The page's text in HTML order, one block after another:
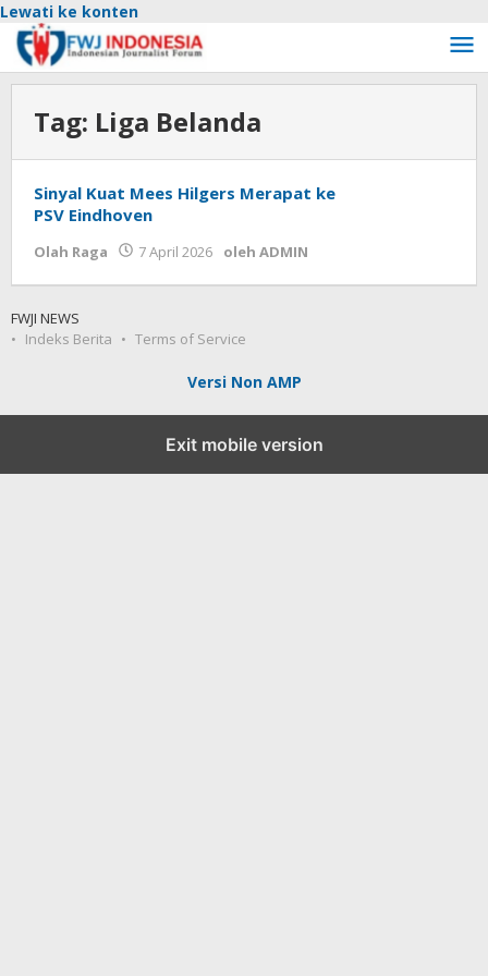
Lewati ke konten
Tag: Liga Belanda
Sinyal Kuat Mees Hilgers Merapat ke
PSV Eindhoven
Olah Raga 7 April 2026 oleh ADMIN
FWJI NEWS
Indeks Berita
Terms of Service
Versi Non AMP
Exit mobile version